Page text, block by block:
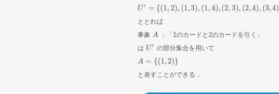
U′ = {(1,2), (1,3), (1,4),(2,3), (2,4), (3,4)
U′ = (1 2 ), (1 ,3 ),( 1 ,4),( 2, 3 ),( 2,4) ,(3, 4) }
ととれば
事象 A
A
：「1のカードと2のカードを引く」
は U′
U′ の部分集合を用いて
A = {(1,2)}
A= {(1 ,2) }
と表すことができる．